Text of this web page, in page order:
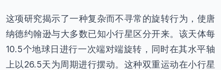
这项研究揭示了一种复杂而不寻常的旋转行为，使唐
纳德约翰逊与大多数已知小行星区分开来。该天体每
10.5个地球日进行一次端对端旋转，同时在其水平轴
上以26.5天为周期进行摆动。这种双重运动在小行星